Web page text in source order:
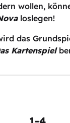
wollen,
loslegen!
das
Kartenspiel